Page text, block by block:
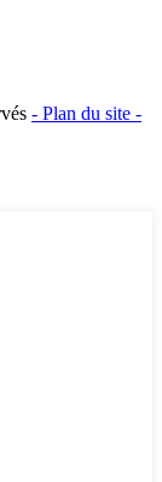
- Plan du site -